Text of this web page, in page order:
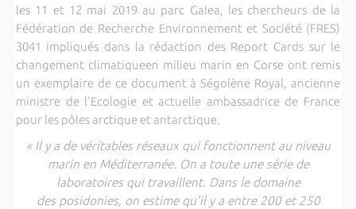
les 11 et 12 mai 2019 au parc Galea, les chercheurs de la
Fédération de Recherche Environnement et Société (FRES)
3041 impliqués dans la rédaction des Report Cards sur le
changement climatiqueen milieu marin en Corse ont remis
un exemplaire de ce document à Ségolène Royal, ancienne
ministre de l'Ecologie et actuelle ambassadrice de France
pour les pôles arctique et antarctique.
« Il y a de véritables réseaux qui fonctionnent au niveau
marin en Méditerranée. On a toute une série de
laboratoires qui travaillent. Dans le domaine
des posidonies, on estime qu’il y a entre 200 et 250